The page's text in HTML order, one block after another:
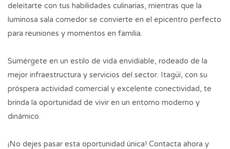
deleitarte con tus habilidades culinarias, mientras que la
luminosa sala comedor se convierte en el epicentro perfecto
para reuniones y momentos en familia.
Sumérgete en un estilo de vida envidiable, rodeado de la
mejor infraestructura y servicios del sector. Itagüí, con su
próspera actividad comercial y excelente conectividad, te
brinda la oportunidad de vivir en un entorno moderno y
dinámico.
¡No dejes pasar esta oportunidad única! Contacta ahora y